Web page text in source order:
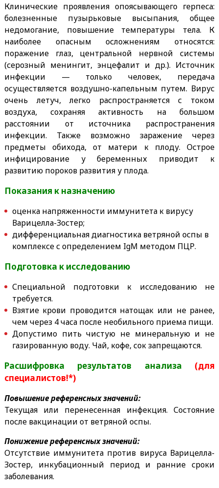
Клинические проявления опоясывающего герпеса:
болезненные пузырьковые высыпания, общее
недомогание, повышение температуры тела. К
наиболее опасным осложнениям относятся:
поражение глаз, центральной нервной системы
(серозный менингит, энцефалит и др.). Источник
инфекции — только человек, передача
осуществляется воздушно-капельным путем. Вирус
очень летуч, легко распространяется с током
воздуха, сохраняя активность на большом
расстоянии от источника распространения
инфекции. Также возможно заражение через
предметы обихода, от матери к плоду. Острое
инфицирование у беременных приводит к
развитию пороков развития у плода.
Показания к назначению
оценка напряженности иммунитета к вирусу
Варицелла-Зостер;
дифференциальная диагностика ветряной оспы в
комплексе с определением IgM методом ПЦР.
Подготовка к исследованию
Специальной подготовки к исследованию не
требуется.
Взятие крови проводится натощак или не ранее,
чем через 4 часа после необильного приема пищи.
Допустимо питьчистую не минеральную и не
газированную воду. Чай, кофе, сок запрещаются.
Расшифровка результатов анализа (для
специалистов!*)
Повышение референсных значений:
Текущая или перенесенная инфекция. Состояние
после вакцинации от ветряной оспы.
Понижение референсных значений:
Отсутствие иммунитета против вируса Варицелла-
Зостер, инкубационный период и ранние сроки
заболевания.